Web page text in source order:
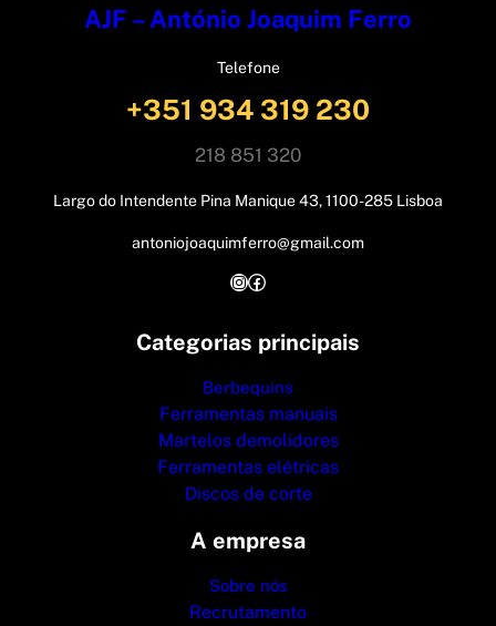
AJF – António Joaquim Ferro
Telefone
+351 934 319 230
218 851 320
Largo do Intendente Pina Manique 43, 1100-285 Lisboa
antoniojoaquimferro@gmail.com
InstagramFacebook
Categorias principais
Berbequins
Ferramentas manuais
Martelos demolidores
Ferramentas elétricas
Discos de corte
A empresa
Sobre nós
Recrutamento